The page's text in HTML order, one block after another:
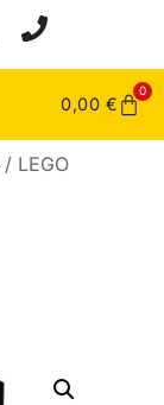
0,00 €
0
/ LEGO